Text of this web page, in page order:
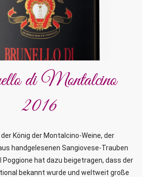
di Montalcino
2016
König der Montalcino-Weine, der
handgelesenen Sangiovese-Trauben
Poggione hat dazu beigetragen, dass der
bekannt wurde und weltweit große